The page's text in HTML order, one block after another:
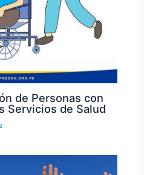
de Personas con
Servicios de Salud